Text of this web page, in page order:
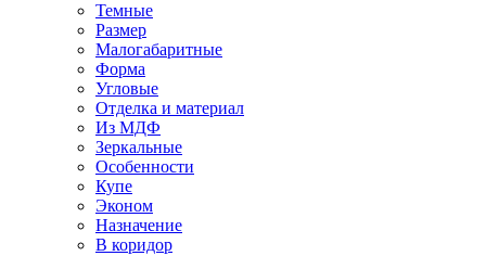
Темные
Размер
Малогабаритные
Форма
Угловые
Отделка и материал
Из МДФ
Зеркальные
Особенности
Купе
Эконом
Назначение
В коридор